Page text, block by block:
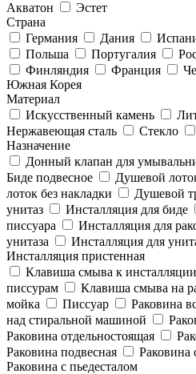
Акватон
Эстет
Страна
Германия
Дания
Польша
Португалия
Финляндия
Франция
Южная Корея
Материал
Искусственный камень
Нержавеющая сталь
Стекло
Назначение
Донный клапан для
Биде подвесное
Душевой
лоток без накладки
Душевой
унитаз
Инсталляция для биде
писсуара
Инсталляция для
унитаза
Инсталляция для
Инсталляция пристенная
Клавиша смыва к инсталляции
писсурам
Клавиша смыва на
мойка
Писсуар Раковина
над стиральной машиной
Раковина отдельностоящая
Раковина подвесная
Раковина
Раковина с пьедесталом